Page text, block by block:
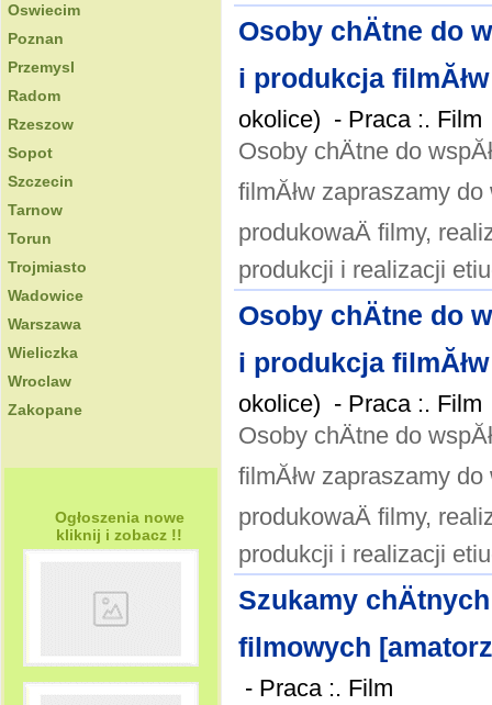
Oswiecim
Poznan
Przemysl
Radom
Rzeszow
Sopot
Szczecin
Tarnow
Torun
Trojmiasto
Wadowice
Warszawa
Wieliczka
Wroclaw
Zakopane
Ogłoszenia nowe
kliknij i zobacz !!
Osoby chÄtne do
i produkcja filmĂłw
okolice) - Praca :. Film
Osoby chÄtne do
filmĂłw zapraszamy do
produkowaÄ filmy,
produkcji i realizacji
Osoby chÄtne do
i produkcja filmĂłw
okolice) - Praca :. Film
Osoby chÄtne do
filmĂłw zapraszamy do
produkowaÄ filmy,
produkcji i realizacji
Szukamy
filmowych
- Praca :. Film